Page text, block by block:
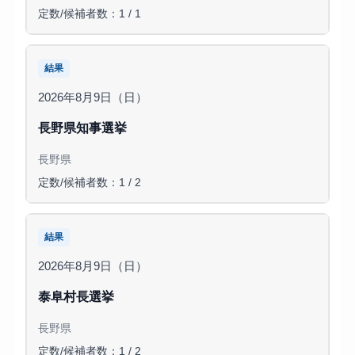
定数/候補者数：1 / 1
結果
2026年8月9日（日）
長野県知事選挙
長野県
定数/候補者数：1 / 2
結果
2026年8月9日（日）
泰阜村長選挙
長野県
定数/候補者数：1 / 2